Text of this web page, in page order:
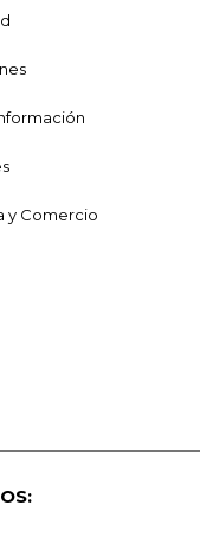
y Comercio